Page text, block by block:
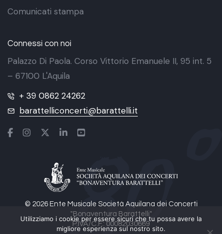
© 2026 Ente Musicale Società Aquilana dei Concerti
"Bonaventura Barattelli"
P.IVA/C.F.: 00082030669
Comunicati stampa
Connessi con noi
Palazzo Di Paola. Corso Vittorio Emanuele II, 95 int. 5
– 67100 L'Aquila
+ 39 0862 24262
barattelliconcerti@barattelli.it
Utilizziamo i cookie per essere sicuri che tu possa avere la
migliore esperienza sul nostro sito.